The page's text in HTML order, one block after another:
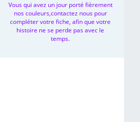
Vous qui avez un jour porté fièrement
nos couleurs,contactez nous pour
compléter votre fiche, afin que votre
histoire ne se perde pas avec le
temps.